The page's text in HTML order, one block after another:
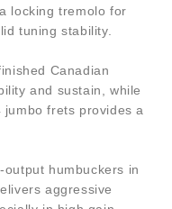
locking tremolo for
tuning stability.
Canadian
and sustain, while
frets provides a
humbuckers in
aggressive